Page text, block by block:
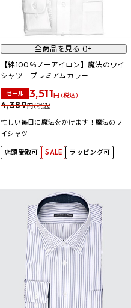
全商品を見る ()+
【綿100％ノーアイロン】魔法のワイ
シャツ プレミアムカラー
セール 3,511円 (税込)
4,389円 (税込)
忙しい毎日に魔法をかけます！魔法のワ
イシャツ
店頭受取可 SALE ラッピング可